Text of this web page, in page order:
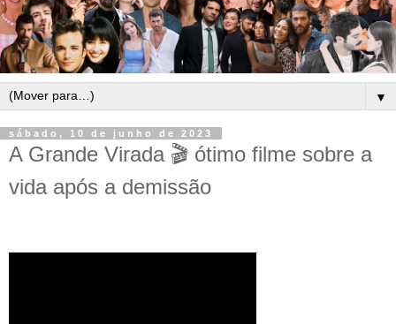
▼
sábado, 10 de junho de 2023
A Grande Virada 🎬 ótimo filme sobre a
vida após a demissão